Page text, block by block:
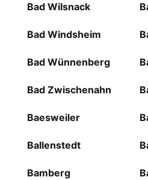
Bad Wilsnack
Bad Windsheim
Bad Wünnenberg
Bad Zwischenahn
Baesweiler
Ballenstedt
Bamberg